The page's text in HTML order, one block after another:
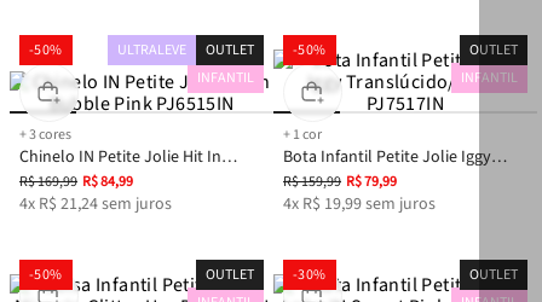
-50%
+3cores
Chinelo IN Petite Jolie Hit In
Bubble Pink PJ6515IN
R$169,99 R$84,99
4x R$ 21,24sem juros
ULTRALEVE
OUTLET
INFANTIL
-50%
+1cor
Bota Infantil Petite Jolie Iggy
Translúcido/Preto PJ7517IN
R$159,99 R$79,99
4x R$ 19,99sem juros
OUTLET
INFANTIL
-50%
OUTLET
-30%
OUTLET